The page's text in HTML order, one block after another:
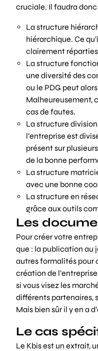
cruciale. Il faudra
La structure
hiérarchique. Ce
clairement
La structure
une diversité des
ou le PDG peut
Malheureusement,
cas de fautes.
La structure
l’entreprise est
présent sur
de la bonne
La structure
avec une bonne
La structure en
grâce aux outils
Les
Pour créer votre
que : la publication au
autres formalités pour
création de
si vous visez les
différents partenaires,
Mais bien sûr il y en a
Le cas
Le Kbisest un extrait,